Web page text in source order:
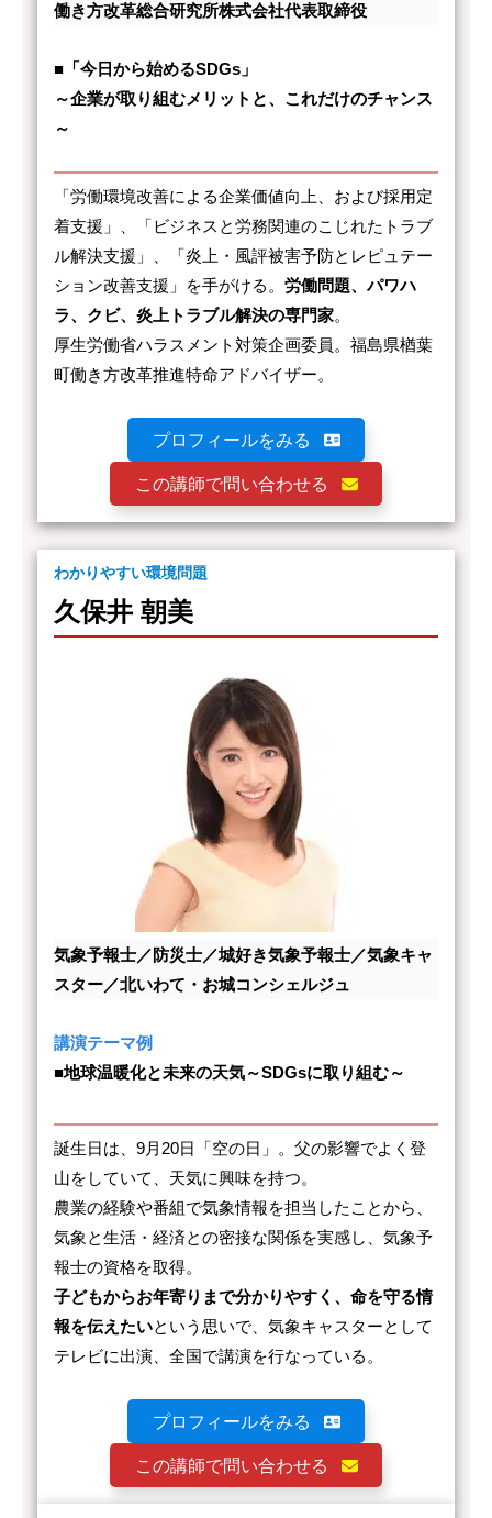
働き方改革総合研究所株式会社代表取締役
■「今日から始めるSDGs」
～企業が取り組むメリットと、これだけのチャンス
～
「労働環境改善による企業価値向上、および採用定
着支援」、「ビジネスと労務関連のこじれたトラブ
ル解決支援」、「炎上・風評被害予防とレピュテー
ション改善支援」を手がける。 労働問題、パワハ
ラ、クビ、炎上トラブル解決の専門家。
厚生労働省ハラスメント対策企画委員。福島県楢葉
町働き方改革推進特命アドバイザー。
プロフィールをみる
この講師で問い合わせる
わかりやすい環境問題
久保井 朝美
気象予報士／防災士／城好き気象予報士／気象キャ
スター／北いわて・お城コンシェルジュ
講演テーマ例
■地球温暖化と未来の天気～SDGsに取り組む～
誕生日は、9月20日「空の日」。父の影響でよく登
山をしていて、天気に興味を持つ。
農業の経験や番組で気象情報を担当したことから、
気象と生活・経済との密接な関係を実感し、気象予
報士の資格を取得。
子どもからお年寄りまで分かりやすく、命を守る情
報を伝えたいという思いで、気象キャスターとして
テレビに出演、全国で講演を行なっている。
プロフィールをみる
この講師で問い合わせる